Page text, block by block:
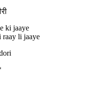
ki jaaye
raay li jaaye